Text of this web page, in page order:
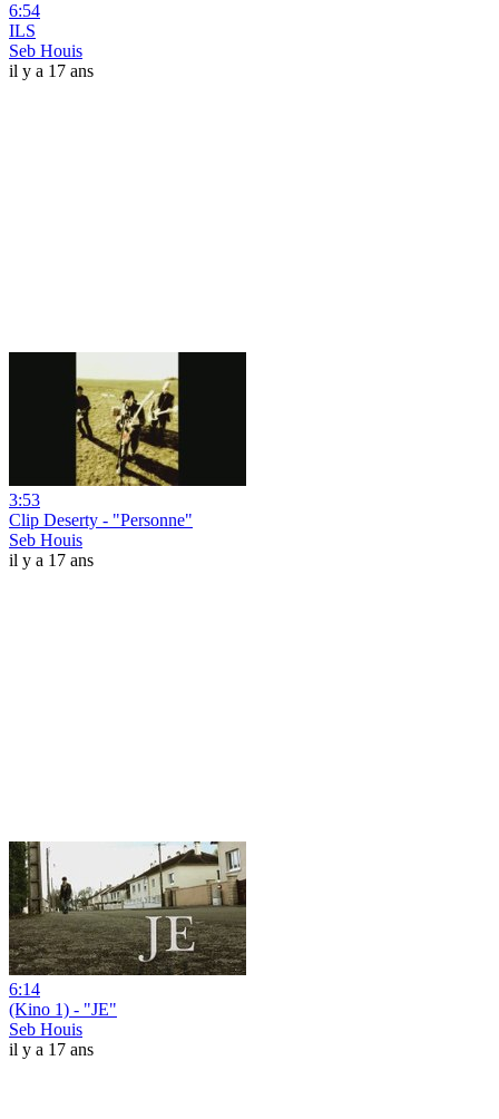
6:54
ILS
Seb Houis
il y a 17 ans
3:53
Clip Deserty - "Personne"
Seb Houis
il y a 17 ans
6:14
(Kino 1) - "JE"
Seb Houis
il y a 17 ans